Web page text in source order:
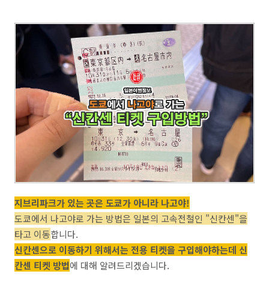
지브리파크가 있는 곳은 도쿄가 아니라 나고야!
도쿄에서 나고야로 가는 방법은 일본의 고속전철인 "신칸센"을
타고 이동합니다.
신칸센으로 이동하기 위해서는 전용 티켓을 구입해야하는데 신
칸센 티켓 방법에 대해 알려드리겠습니다.